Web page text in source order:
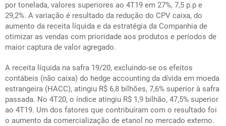
por tonelada, valores superiores ao 4T19 em 27%, 7,5 p.p e
29,2%. A variação é resultado da redução do CPV caixa, do
aumento da receita líquida e da estratégia da Companhia de
otimizar as vendas com prioridade aos produtos e períodos de
maior captura de valor agregado.
A receita líquida na safra 19/20, excluindo-se os efeitos
contábeis (não caixa) do hedge accounting da dívida em moeda
estrangeira (HACC), atingiu R$ 6,8 bilhões, 7,6% superior à safra
passada. No 4T20, o índice atingiu R$ 1,9 bilhão, 47,5% superior
ao 4T19. Um dos fatores que contribuíram com o resultado foi
o aumento da comercialização de etanol no mercado externo.